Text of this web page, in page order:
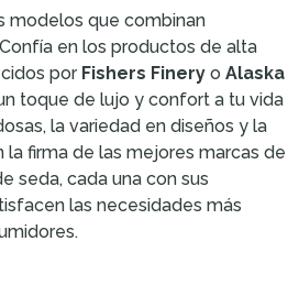
modelos que combinan
en los productos de alta
por Fishers Finery o Alaska
toque de lujo y confort a tu vida
la variedad en diseños y la
firma de las mejores marcas de
seda, cada una con sus
las necesidades más